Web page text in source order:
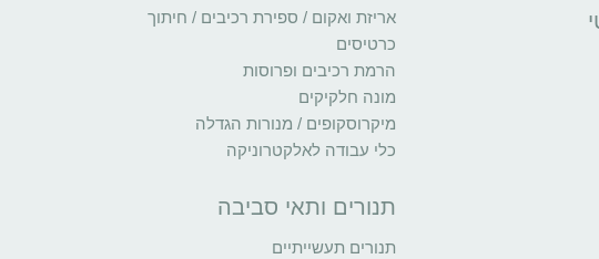
אריזת ואקום / ספירת רכיבים / חיתוך
כרטיסים
הרמת רכיבים ופרוסות
מונה חלקיקים
מיקרוסקופים / מנורות הגדלה
כלי עבודה לאלקטרוניקה
תנורים ותאי סביבה
תנורים תעשייתיים